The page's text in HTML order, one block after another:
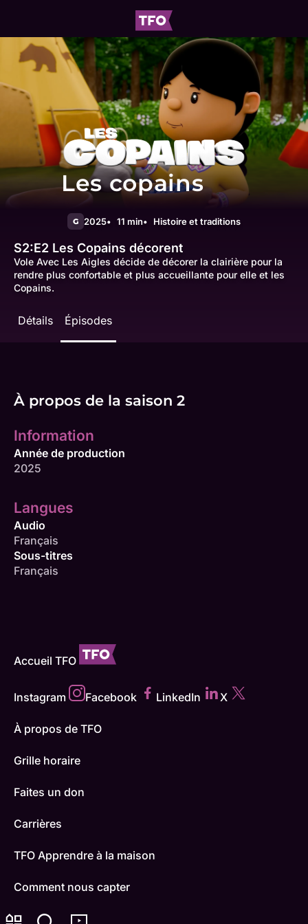
Les copains
G 2025 11 min Histoire et traditions
S2:E2 Les Copains décorent
Vole Avec Les Aigles décide de décorer la clairière pour la
rendre plus confortable et plus accueillante pour elle et les
Copains.
Détails Épisodes
À propos de la saison 2
Information
Année de production
2025
Langues
Audio
Français
Sous-titres
Français
Accueil TFO
Instagram Facebook LinkedIn X
À propos de TFO
Grille horaire
Faites un don
Carrières
TFO Apprendre à la maison
Comment nous capter
Contactez-nous